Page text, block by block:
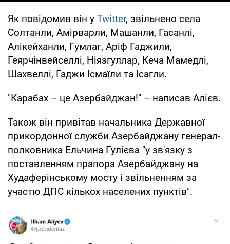
Як повідомив він у Twitter, звільнено села
Солтанли, Амірварли, Машанли, Гасанлі,
Алікейханли, Гумлаг, Аріф Гаджили,
Геярчінвейселлі, Ніязгуллар, Кеча Мамедлі,
Шахвеллі, Гаджи Ісмаїли та Ісагли.
"Карабах – це Азербайджан!" – написав Алієв.
Також він привітав начальника Державної
прикордонної служби Азербайджану генерал-
полковника Ельчина Гулієва "у зв'язку з
поставленням прапора Азербайджану на
Худаферінському мосту і звільненням за
участю ДПС кількох населених пунктів".